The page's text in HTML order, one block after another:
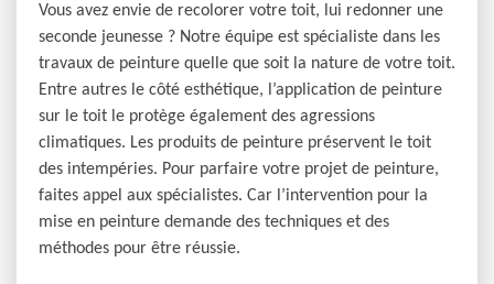
Vous avez envie de recolorer votre toit, lui redonner une
seconde jeunesse ? Notre équipe est spécialiste dans les
travaux de peinture quelle que soit la nature de votre toit.
Entre autres le côté esthétique, l’application de peinture
sur le toit le protège également des agressions
climatiques. Les produits de peinture préservent le toit
des intempéries. Pour parfaire votre projet de peinture,
faites appel aux spécialistes. Car l’intervention pour la
mise en peinture demande des techniques et des
méthodes pour être réussie.